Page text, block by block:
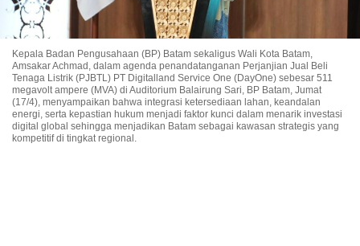
Kepala Badan Pengusahaan (BP) Batam sekaligus Wali Kota Batam,
Amsakar Achmad, dalam agenda penandatanganan Perjanjian Jual Beli
Tenaga Listrik (PJBTL) PT Digitalland Service One (DayOne) sebesar 511
megavolt ampere (MVA) di Auditorium Balairung Sari, BP Batam, Jumat
(17/4), menyampaikan bahwa integrasi ketersediaan lahan, keandalan
energi, serta kepastian hukum menjadi faktor kunci dalam menarik investasi
digital global sehingga menjadikan Batam sebagai kawasan strategis yang
kompetitif di tingkat regional.